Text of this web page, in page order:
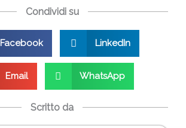
Condividi su
Facebook LinkedIn
Email WhatsApp
Scritto da